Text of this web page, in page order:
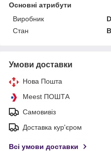
Основні атрибути
Виробник
Стан
Умови доставки
Нова Пошта
Meest ПОШТА
Самовивіз
Доставка кур'єром
Всі умови доставки